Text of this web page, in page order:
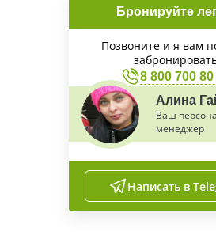
Бронируйте
Позвоните и я вам
8 800 700 80
Алина
Ваш
менеджер
Написать в